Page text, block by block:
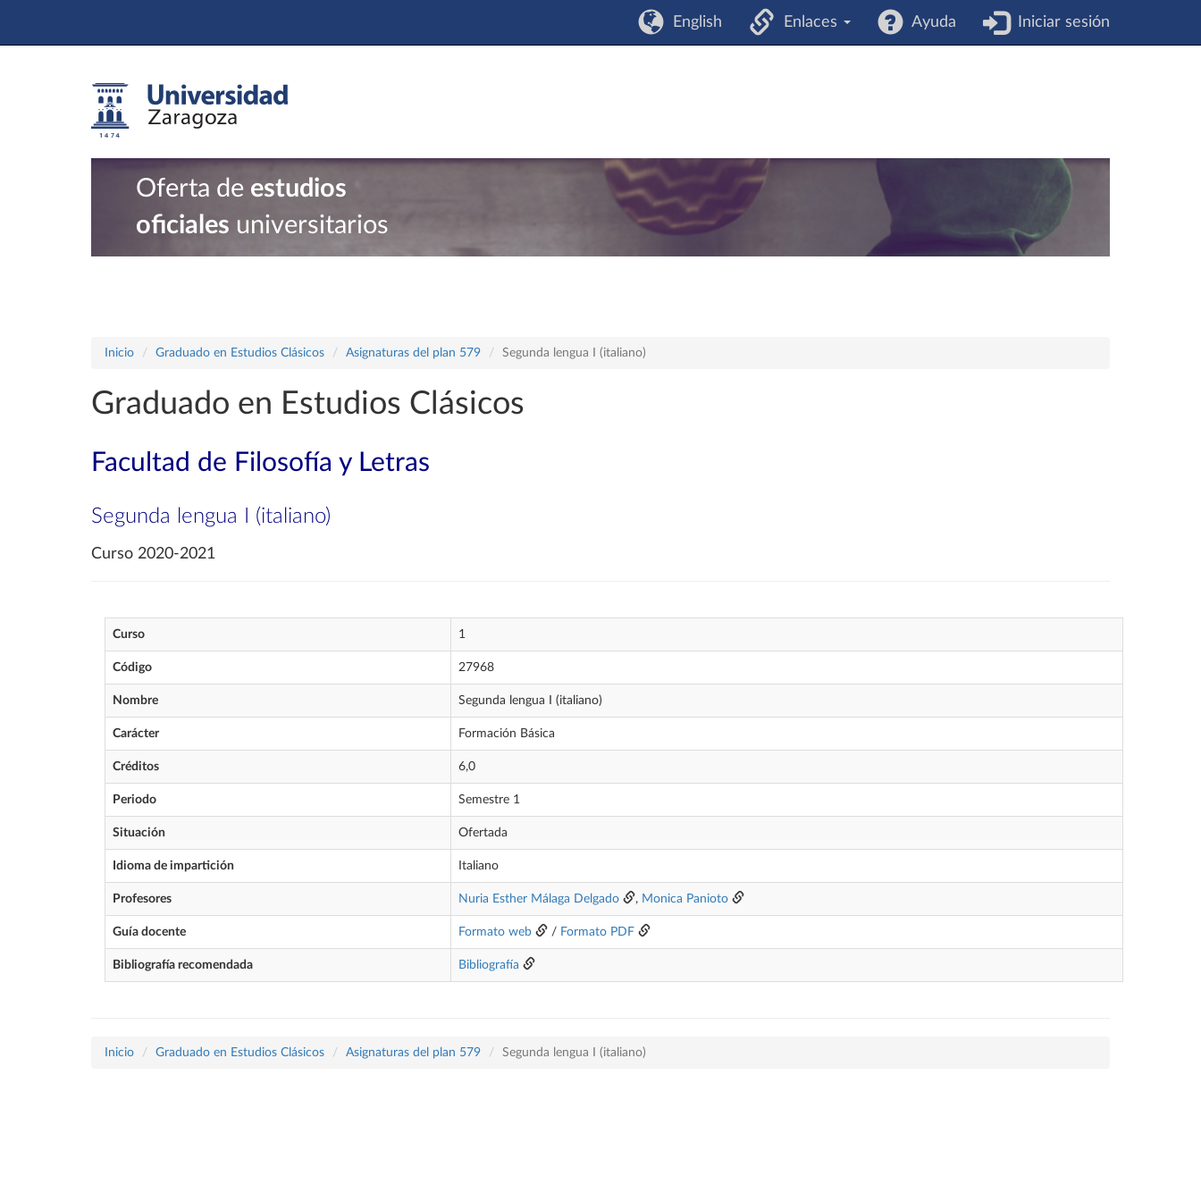
English Enlaces Ayuda Iniciar sesión
Oferta de estudios
oficiales universitarios
Inicio Graduado en Estudios Clásicos Asignaturas del plan 579 Segunda lengua I (italiano)
Graduado en Estudios Clásicos
Facultad de Filosofía y Letras
Segunda lengua I (italiano)
Curso 2020-2021
Curso 1
Código 27968
Nombre Segunda lengua I (italiano)
Carácter Formación Básica
Créditos 6,0
Periodo Semestre 1
Situación Ofertada
Idioma de impartición Italiano
Profesores Nuria Esther Málaga Delgado , Monica Panioto
Guía docente Formato web / Formato PDF
Bibliografía recomendada Bibliografía
Inicio Graduado en Estudios Clásicos Asignaturas del plan 579 Segunda lengua I (italiano)